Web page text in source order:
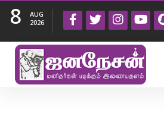
8
AUG
2026